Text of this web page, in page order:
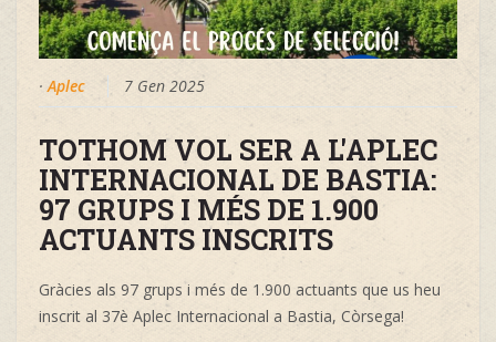
·Aplec 7 Gen 2025
TOTHOM VOL SER A L'APLEC
INTERNACIONAL DE BASTIA:
97 GRUPS I MÉS DE 1.900
ACTUANTS INSCRITS
Gràcies als 97 grups i més de 1.900 actuants que us heu
inscrit al 37è Aplec Internacional a Bastia, Còrsega!